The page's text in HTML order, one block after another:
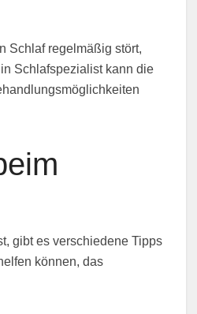
Schlaf regelmäßig stört,
Schlafspezialist kann die
gibt es verschiedene Tipps
können, das